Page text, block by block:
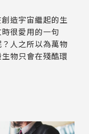
造宇宙繼起的生
很愛用的一句
人之所以為萬物
物只會在殘酷環